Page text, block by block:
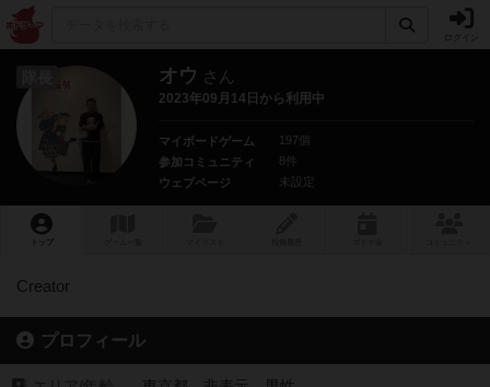
オウ さん
2023年09月14日から利用中
マイボードゲーム
197個
参加コミュニティ
8件
ウェブページ
未設定
トップ
Creator
プロフィール